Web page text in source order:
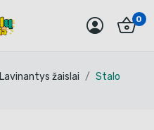
0
Lavinantys žaislai
Stalo